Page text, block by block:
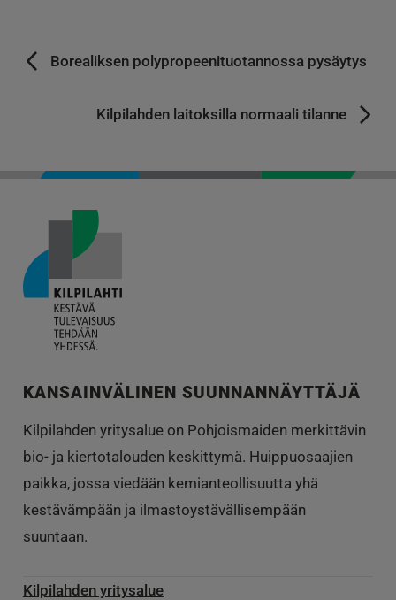
Borealiksen polypropeenituotannossa pysäytys
Kilpilahden laitoksilla normaali tilanne
KANSAINVÄLINEN SUUNNANNÄYTTÄJÄ
Kilpilahden yritysalue on Pohjoismaiden merkittävin
bio- ja kiertotalouden keskittymä. Huippuosaajien
paikka, jossa viedään kemianteollisuutta yhä
kestävämpään ja ilmastoystävällisempään
suuntaan.
Kilpilahden yritysalue